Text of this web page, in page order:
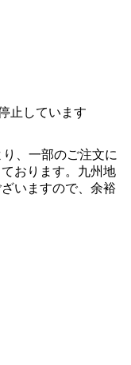
止しています
、一部のご注文に
おります。九州地
いますので、余裕